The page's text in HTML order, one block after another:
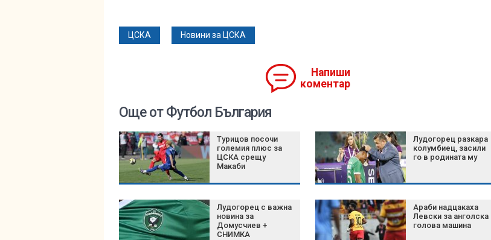
ЦСКА Новини за ЦСКА
Напиши
коментар
Още от Футбол България
Турицов посочи
големия плюс за
ЦСКА срещу
Макаби
Лудогорец разкара
колумбиец, засили
го в родината му
Лудогорец с важна
новина за
Домусчиев +
СНИМКА
Араби надцакаха
Левски за анголска
голова машина
Има недостиг на кръв
от отрицателните
необходими за
Изложба
"Забравените